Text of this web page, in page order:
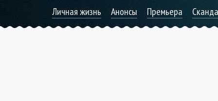
Личная жизнь Анонсы Премьера